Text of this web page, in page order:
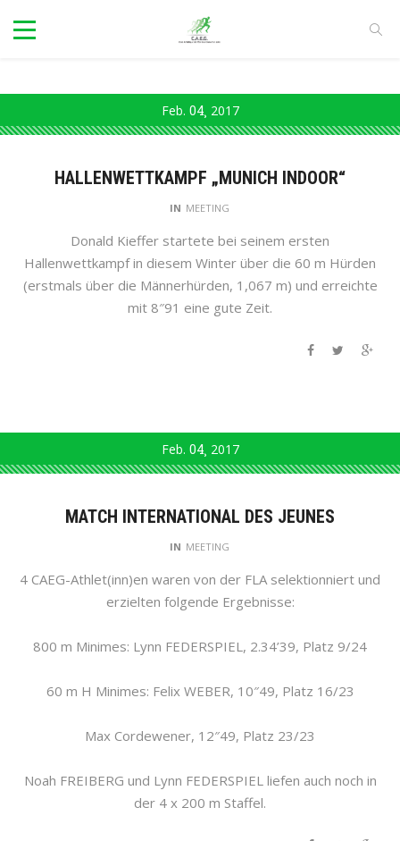
Feb. 04 2017
HALLENWETTKAMPF „MUNICH INDOOR“
IN MEETING
Donald Kieffer startete bei seinem ersten
Hallenwettkampf in diesem Winter über die 60 m Hürden
(erstmals über die Männerhürden, 1,067 m) und erreichte
mit 8″91 eine gute Zeit.
Feb. 04 2017
MATCH INTERNATIONAL DES JEUNES
IN MEETING
4 CAEG-Athlet(inn)en waren von der FLA selektionniert und
erzielten folgende Ergebnisse:
800 m Minimes: Lynn FEDERSPIEL, 2.34’39, Platz 9/24
60 m H Minimes: Felix WEBER, 10″49, Platz 16/23
Max Cordewener, 12″49, Platz 23/23
Noah FREIBERG und Lynn FEDERSPIEL liefen auch noch in
der 4 x 200 m Staffel.